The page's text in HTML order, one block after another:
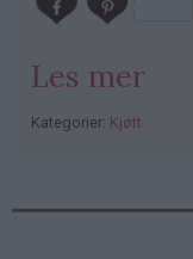
Les mer
Kategorier: Kjøtt
PubGalaxy